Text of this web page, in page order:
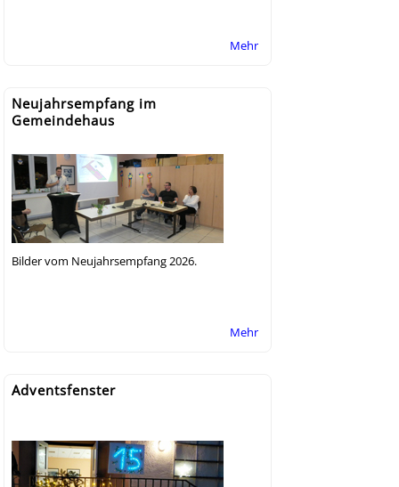
Mehr
Neujahrsempfang im
Gemeindehaus
Bilder vom Neujahrsempfang 2026.
Mehr
Adventsfenster